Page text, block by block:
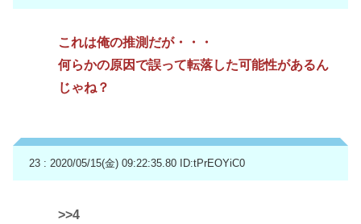
これは俺の推測だが・・・
何らかの原因で誤って転落した可能性があるん
じゃね？
23 : 2020/05/15(金) 09:22:35.80 ID:tPrEOYiC0
>>4